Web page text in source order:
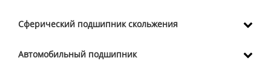
Сферический подшипник скольжения
Автомобильный подшипник